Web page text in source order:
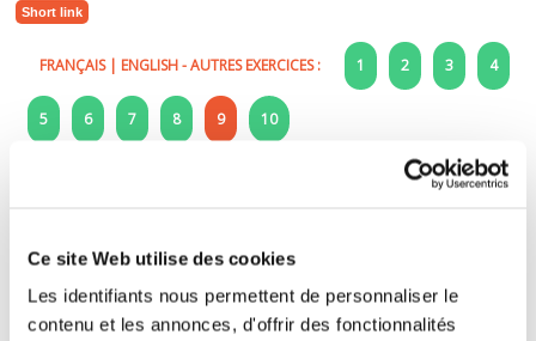
Ce site Web utilise des cookies
Les identifiants nous permettent de personnaliser le
contenu et les annonces, d'offrir des fonctionnalités
Short link
FRANÇAIS| ENGLISH- AUTRES EXERCICES : 1 2 3 4
5 6 7 8 9 10
9 - Learn french: the negative sentence. (5/7
Put that negative sentence in the right order.
Slide the words!